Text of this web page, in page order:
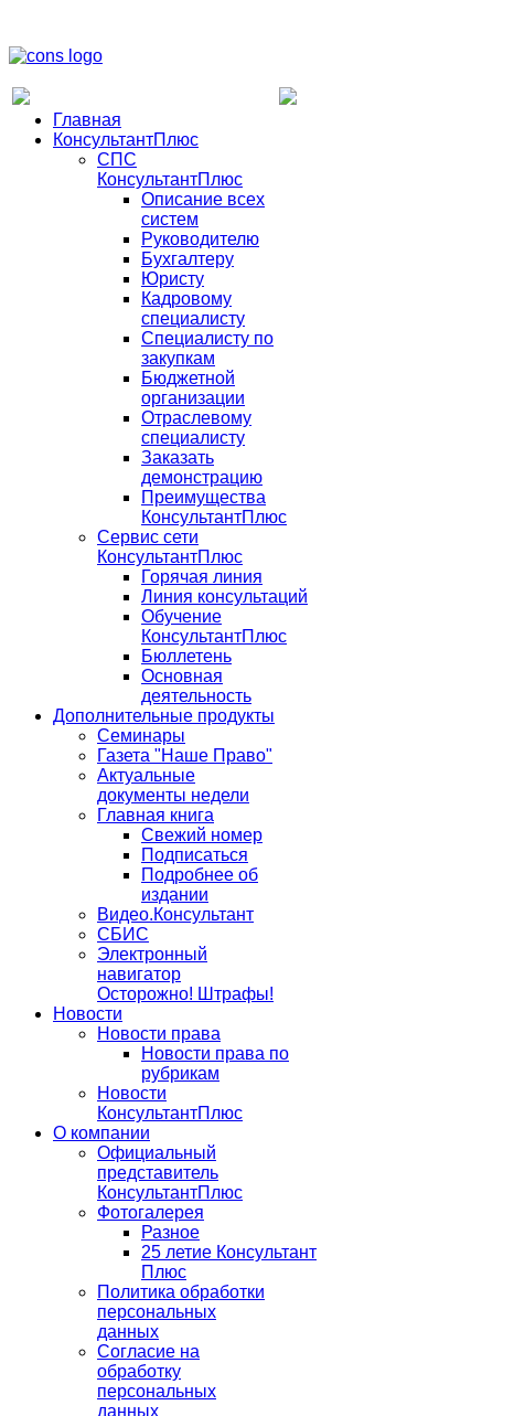
Главная
КонсультантПлюс
СПС
КонсультантПлюс
Описание всех
систем
Руководителю
Бухгалтеру
Юристу
Кадровому
специалисту
Специалисту по
закупкам
Бюджетной
организации
Отраслевому
специалисту
Заказать
демонстрацию
Преимущества
КонсультантПлюс
Сервис сети
КонсультантПлюс
Горячая линия
Линия консультаций
Обучение
КонсультантПлюс
Бюллетень
Основная
деятельность
Дополнительные продукты
Семинары
Газета "Наше Право"
Актуальные
документы недели
Главная книга
Свежий номер
Подписаться
Подробнее об
издании
Видео.Консультант
СБИС
Электронный
навигатор
Осторожно! Штрафы!
Новости
Новости права
Новости права по
рубрикам
Новости
КонсультантПлюс
О компании
Официальный
представитель
КонсультантПлюс
Фотогалерея
Разное
25 летие Консультант
Плюс
Политика обработки
персональных
данных
Согласие на
обработку
персональных
данных